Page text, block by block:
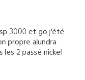
3000 et go j’été
propre alundra
les 2 passé nickel